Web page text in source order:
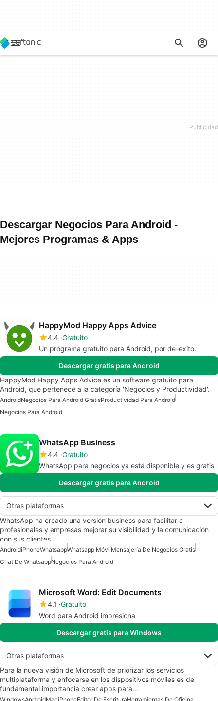
Descargar Negocios Para Android -
Mejores Programas & Apps
HappyMod Happy Apps Advice
4.4 Gratuito
Un programa gratuito para Android, por de-exito.
Descargar gratis para Android
HappyMod Happy Apps Advice es un software gratuito para
Android, que pertenece a la categoría 'Negocios y Productividad'.
AndroidNegocios Para Android GratisProductividad Para Android
Negocios Para Android
WhatsApp Business
4.4 Gratuito
WhatsApp para negocios ya está disponible y es gratis
Descargar gratis para Android
Otras plataformas
WhatsApp ha creado una versión business para facilitar a
profesionales y empresas mejorar su visibilidad y la comunicación
con sus clientes.
AndroidiPhoneWhatsappWhatsapp MóvilMensajería De Negocios Gratis
Chat De WhatsappNegocios Para Android
Microsoft Word: Edit Documents
4.1 Gratuito
Word para Android impresiona
Descargar gratis para Windows
Otras plataformas
Para la nueva visión de Microsoft de priorizar los servicios
multiplataforma y enfocarse en los dispositivos móviles es de
fundamental importancia crear apps para…
WindowsAndroidMaciPhoneEditor De EscrituraHerramientas De Oficina